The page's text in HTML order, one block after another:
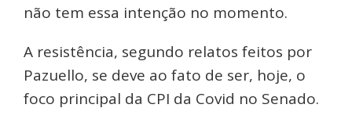
não tem essa intenção no momento.
A resistência, segundo relatos feitos por
Pazuello, se deve ao fato de ser, hoje, o
foco principal da CPI da Covid no Senado.